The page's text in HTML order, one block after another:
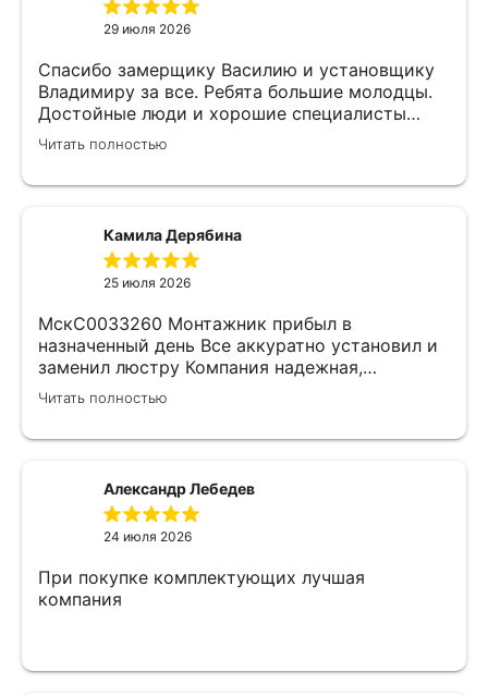
29 июля 2026
Спасибо замерщику Василию и установщику
Владимиру за все. Ребята большие молодцы.
Достойные люди и хорошие специалисты
своего дела. Молодцы просто, нет слов.
Читать полностью
Камила Дерябина
25 июля 2026
МскС0033260 Монтажник прибыл в
назначенный день Все аккуратно установил и
заменил люстру Компания надежная,
изначально был заключен договор с
замерщиком Делают приятные скидки Не
Читать полностью
Александр Лебедев
24 июля 2026
При покупке комплектующих лучшая
компания